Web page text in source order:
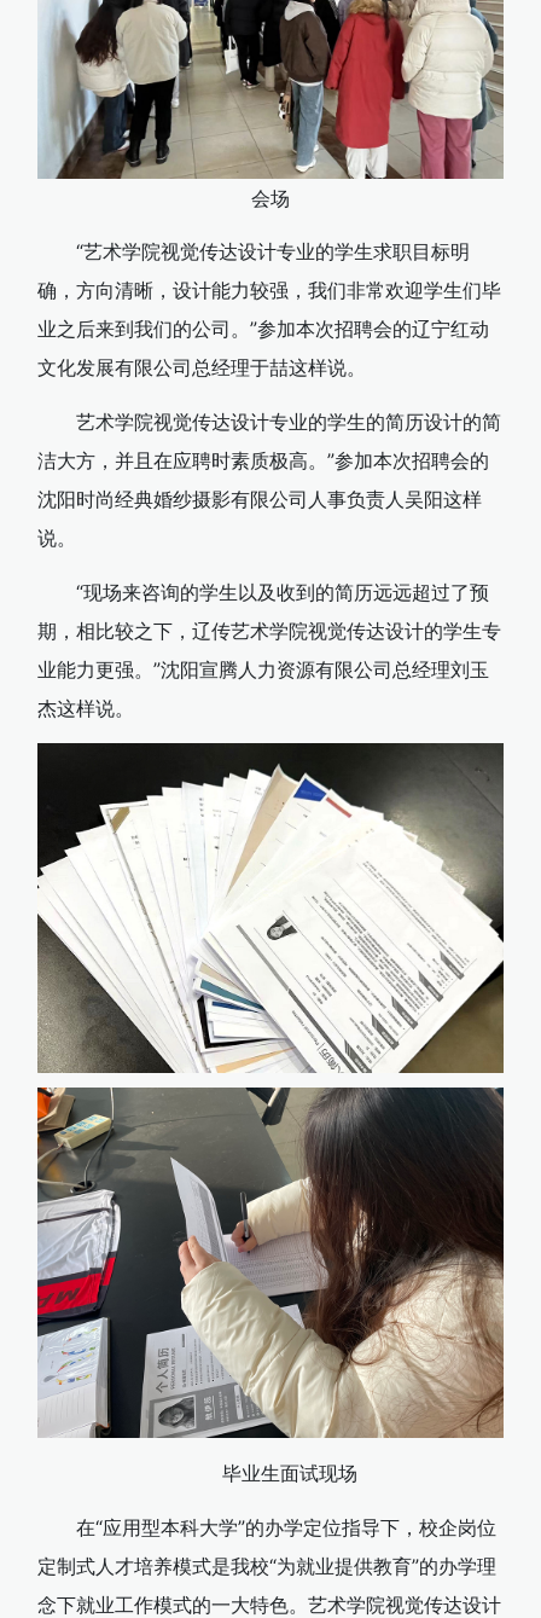
会场
“艺术学院视觉传达设计专业的学生求职目标明
确，方向清晰，设计能力较强，我们非常欢迎学生们毕
业之后来到我们的公司。”参加本次招聘会的辽宁红动
文化发展有限公司总经理于喆这样说。
艺术学院视觉传达设计专业的学生的简历设计的简
洁大方，并且在应聘时素质极高。”参加本次招聘会的
沈阳时尚经典婚纱摄影有限公司人事负责人吴阳这样
说。
“现场来咨询的学生以及收到的简历远远超过了预
期，相比较之下，辽传艺术学院视觉传达设计的学生专
业能力更强。”沈阳宣腾人力资源有限公司总经理刘玉
杰这样说。
毕业生面试现场
在“应用型本科大学”的办学定位指导下，校企岗位
定制式人才培养模式是我校“为就业提供教育”的办学理
念下就业工作模式的一大特色。艺术学院视觉传达设计